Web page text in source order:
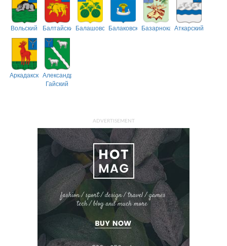
Вольский БалтайскийБалашовскийБалаковскийБазарнокарабулакский
Аткарский
АркадакскийАлександрово-
Гайский
ADVERTISEMENT